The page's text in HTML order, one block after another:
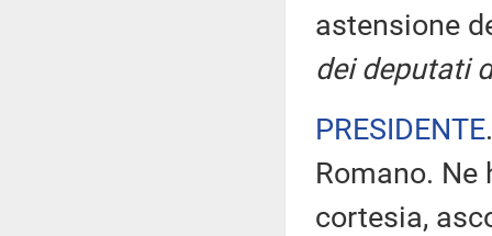
astensione
dei deputati
PRESIDENTE
Romano.
cortesia,